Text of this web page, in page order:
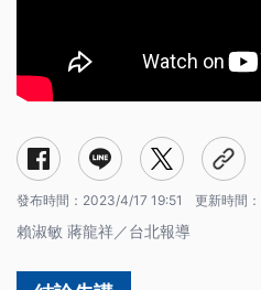
發布時間： 2023/4/17 19:51 更新時間：
賴淑敏 蔣龍祥／台北報導